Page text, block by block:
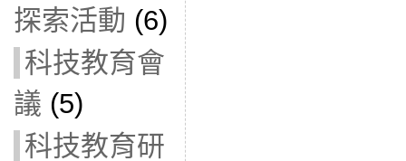
探索活動 (6)
科技教育會
議 (5)
科技教育研